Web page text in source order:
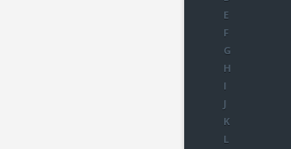
E
F
G
H
I
J
K
L